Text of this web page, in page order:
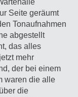
Seite geräumt
Tonaufnahmen
abgestellt
das alles
mehr
der bei einem
waren die alle
die